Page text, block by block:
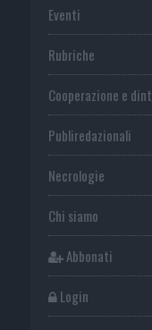
Eventi
Rubriche
Cooperazione e
Publiredazionali
Necrologie
Chi siamo
Abbonati
Login